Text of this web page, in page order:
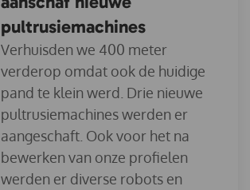
pultrusiemachines
Verhuisden we 400 meter
verderop omdat ook de huidige
pand te klein werd. Drie nieuwe
pultrusiemachines werden er
aangeschaft. Ook voor het na
bewerken van onze profielen
werden er diverse robots en